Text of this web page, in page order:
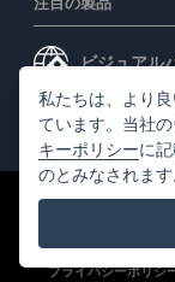
ビジュアル
ビジュアル
©2026 by Visual
プライバシーポリシ
私たちは、より
ています。当社
キーポリシーに
のとみなされます